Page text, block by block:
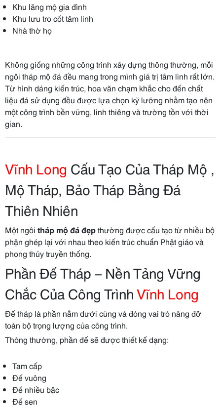
Khu lăng mộ gia đình
Khu lưu tro cốt tâm linh
Nhà thờ họ
Không giống những công trình xây dựng thông thường, mỗi
ngôi tháp mộ đá đều mang trong mình giá trị tâm linh rất lớn.
Từ hình dáng kiến trúc, hoa văn chạm khắc cho đến chất
liệu đá sử dụng đều được lựa chọn kỹ lưỡng nhằm tạo nên
một công trình bền vững, linh thiêng và trường tồn với thời
gian.
Vĩnh Long Cấu Tạo Của Tháp Mộ ,
Mộ Tháp, Bảo Tháp Bằng Đá
Thiên Nhiên
Một ngôi tháp mộ đá đẹpthường được cấu tạo từ nhiều bộ
phận ghép lại với nhau theo kiến trúc chuẩn Phật giáo và
phong thủy truyền thống.
Phần Đế Tháp – Nền Tảng Vững
Chắc Của Công TrìnhVĩnh Long
Đế tháp là phần nằm dưới cùng và đóng vai trò nâng đỡ
toàn bộ trọng lượng của công trình.
Thông thường, phần đế sẽ được thiết kế dạng:
Tam cấp
Đế vuông
Đế nhiều bậc
Đế sen